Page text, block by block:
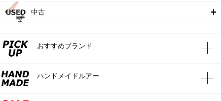
中古
おすすめブランド
ハンドメイドルアー